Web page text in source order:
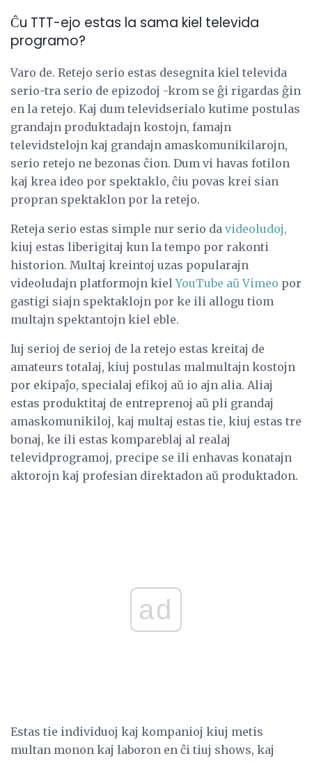
Ĉu TTT-ejo estas la sama kiel televida
programo?
Varo de. Retejo serio estas desegnita kiel televida
serio-tra serio de epizodoj -krom se ĝi rigardas ĝin
en la retejo. Kaj dum televidserialo kutime postulas
grandajn produktadajn kostojn, famajn
televidstelojn kaj grandajn amaskomunikilarojn,
serio retejo ne bezonas ĉion. Dum vi havas fotilon
kaj krea ideo por spektaklo, ĉiu povas krei sian
propran spektaklon por la retejo.
Reteja serio estas simple nur serio da videoludoj,
kiuj estas liberigitaj kun la tempo por rakonti
historion. Multaj kreintoj uzas popularajn
videoludajn platformojn kielYouTube aŭ Vimeo por
gastigi siajn spektaklojn por ke ili allogu tiom
multajn spektantojn kiel eble.
Iuj serioj de serioj de la retejo estas kreitaj de
amateurs totalaj, kiuj postulas malmultajn kostojn
por ekipaĵo, specialaj efikoj aŭ io ajn alia. Aliaj
estas produktitaj de entreprenoj aŭ pli grandaj
amaskomunikiloj, kaj multaj estas tie, kiuj estas tre
bonaj, ke ili estas kompareblaj al realaj
televidprogramoj, precipe se ili enhavas konatajn
aktorojn kaj profesian direktadon aŭ produktadon.
ad
Estas tie individuoj kaj kompanioj kiuj metis
multan monon kaj laboron en ĉi tiuj shows, kaj